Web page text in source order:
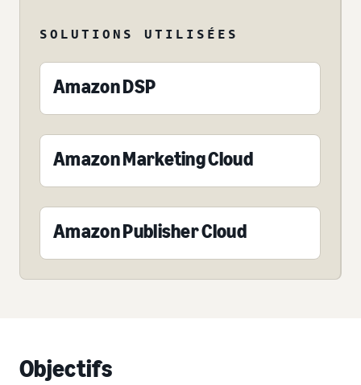
SOLUTIONS UTILISÉES
Amazon DSP
Amazon Marketing Cloud
Amazon Publisher Cloud
Objectifs